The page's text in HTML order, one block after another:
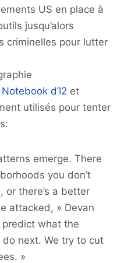
US en place à
jusqu’alors
criminelles pour lutter
d’I2 et
utilisés pour tenter
emerge. There
you don’t
there’s a better
attacked, » Devan
predict what the
do next. We try to cut
»